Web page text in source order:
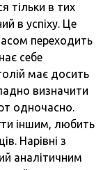
тільки в тих
в успіху. Це
переходить
себе
має досить
визначити
одночасно.
іншим, любить
Нарівні з
аналітичним